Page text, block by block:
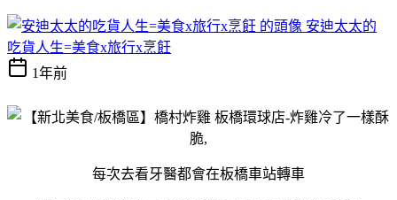
安迪太太的
吃貨人生=美食x旅行x烹飪
1年前
每次去看牙醫都會在板橋車站轉車